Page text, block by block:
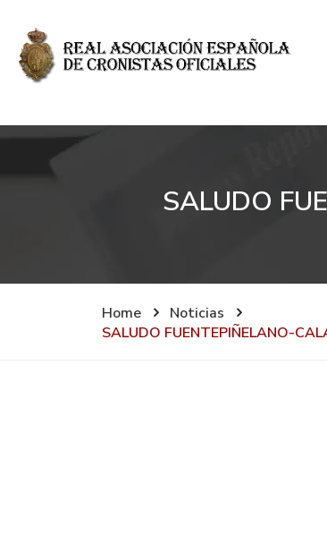
SALUDO
Home
Noticias
SALUDO FUENTEPIÑELANO-